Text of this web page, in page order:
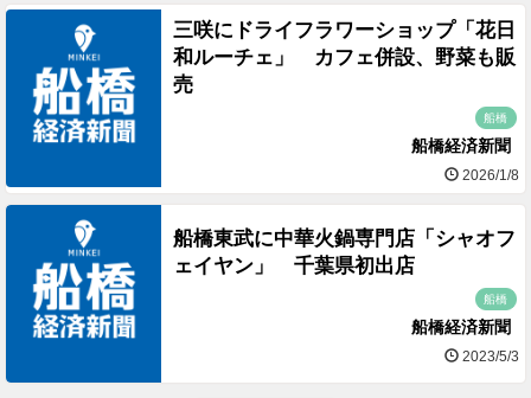
三咲にドライフラワーショップ「花日
和ルーチェ」 カフェ併設、野菜も販
売
船橋
船橋経済新聞
2026/1/8
船橋東武に中華火鍋専門店「シャオフ
ェイヤン」 千葉県初出店
船橋
船橋経済新聞
2023/5/3